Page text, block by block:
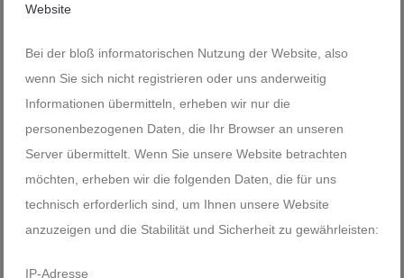
Website
Bei der bloß informatorischen Nutzung der Website, also
wenn Sie sich nicht registrieren oder uns anderweitig
Informationen übermitteln, erheben wir nur die
personenbezogenen Daten, die Ihr Browser an unseren
Server übermittelt. Wenn Sie unsere Website betrachten
möchten, erheben wir die folgenden Daten, die für uns
technisch erforderlich sind, um Ihnen unsere Website
anzuzeigen und die Stabilität und Sicherheit zu gewährleisten:
IP-Adresse